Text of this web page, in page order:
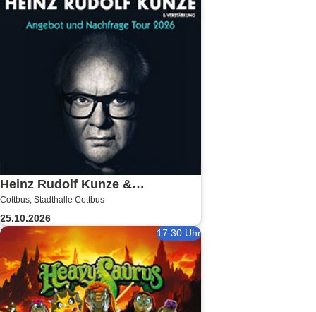
Heinz Rudolf Kunze &
Verstärkung - Angebot und
Nachfrage Tour
Cottbus, Stadthalle Cottbus
25.10.2026
17:30 Uhr